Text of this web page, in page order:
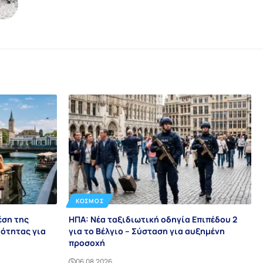
της
για
ΚΌΣΜΟΣ
ΗΠΑ: Νέα ταξιδιωτική οδηγία Επιπέδου 2
για το Βέλγιο – Σύσταση για αυξημένη
προσοχή